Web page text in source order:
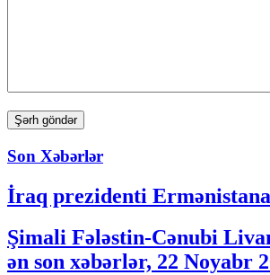
Son Xəbərlər
İraq prezidenti
Şimali Fələstin-Cənubi
ən son xəbərlər, 22 Noyabr